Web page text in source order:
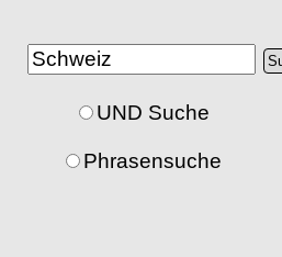
UND Suche
Phrasensuche